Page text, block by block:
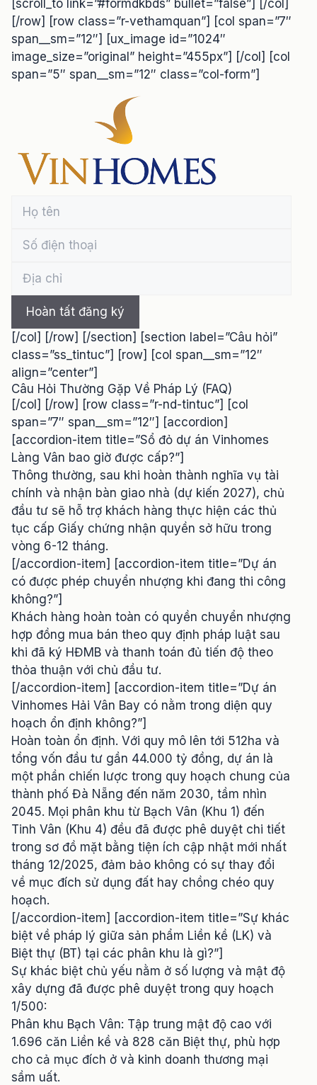
[scroll_to link=”#formdkbds” bullet=”false”] [/col]
[/row] [row class=”r-vethamquan”] [col span=”7″
span__sm=”12″] [ux_image id=”1024″
image_size=”original” height=”455px”] [/col] [col
span=”5″ span__sm=”12″ class=”col-form”]
[/col] [/row] [/section] [section label=”Câu hỏi”
class=”ss_tintuc”] [row] [col span__sm=”12″
align=”center”]
Câu Hỏi Thường Gặp Về Pháp Lý (FAQ)
[/col] [/row] [row class=”r-nd-tintuc”] [col
span=”7″ span__sm=”12″] [accordion]
[accordion-item title=”Sổ đỏ dự án Vinhomes
Làng Vân bao giờ được cấp?”]
Thông thường, sau khi hoàn thành nghĩa vụ tài
chính và nhận bàn giao nhà (dự kiến 2027), chủ
đầu tư sẽ hỗ trợ khách hàng thực hiện các thủ
tục cấp Giấy chứng nhận quyền sở hữu trong
vòng 6-12 tháng.
[/accordion-item] [accordion-item title=”Dự án
có được phép chuyển nhượng khi đang thi công
không?”]
Khách hàng hoàn toàn có quyền chuyển nhượng
hợp đồng mua bán theo quy định pháp luật sau
khi đã ký HĐMB và thanh toán đủ tiến độ theo
thỏa thuận với chủ đầu tư.
[/accordion-item] [accordion-item title=”Dự án
Vinhomes Hải Vân Bay có nằm trong diện quy
hoạch ổn định không?”]
Hoàn toàn ổn định. Với quy mô lên tới 512ha và
tổng vốn đầu tư gần 44.000 tỷ đồng, dự án là
một phần chiến lược trong quy hoạch chung của
thành phố Đà Nẵng đến năm 2030, tầm nhìn
2045. Mọi phân khu từ Bạch Vân (Khu 1) đến
Tinh Vân (Khu 4) đều đã được phê duyệt chi tiết
trong sơ đồ mặt bằng tiện ích cập nhật mới nhất
tháng 12/2025, đảm bảo không có sự thay đổi
về mục đích sử dụng đất hay chồng chéo quy
hoạch.
[/accordion-item] [accordion-item title=”Sự khác
biệt về pháp lý giữa sản phẩm Liền kề (LK) và
Biệt thự (BT) tại các phân khu là gì?”]
Sự khác biệt chủ yếu nằm ở số lượng và mật độ
xây dựng đã được phê duyệt trong quy hoạch
1/500:
Phân khu Bạch Vân: Tập trung mật độ cao với
1.696 căn Liền kề và 828 căn Biệt thự, phù hợp
cho cả mục đích ở và kinh doanh thương mại
sầm uất.